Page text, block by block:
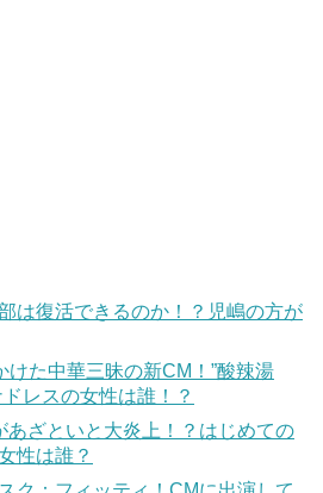
は復活できるのか！？児嶋の方が
けた中華三昧の新CM！”酸辣湯
レスの女性は誰！？
あざといと大炎上！？はじめての
性は誰？